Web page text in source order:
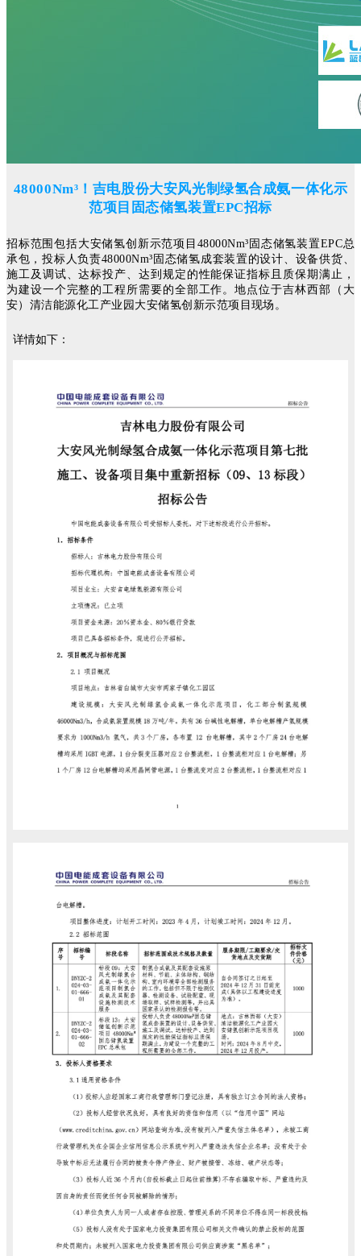
48000Nm³！吉电股份大安风光制绿氢合成氨一体化示
范项目固态储氢装置EPC招标
招标范围包括大安储氢创新示范项目48000Nm³固态储氢装置EPC总
承包，投标人负责48000Nm³固态储氢成套装置的设计、设备供货、
施工及调试、达标投产、达到规定的性能保证指标且质保期满止，
为建设一个完整的工程所需要的全部工作。地点位于吉林西部（大
安）清洁能源化工产业园大安储氢创新示范项目现场。
详情如下：